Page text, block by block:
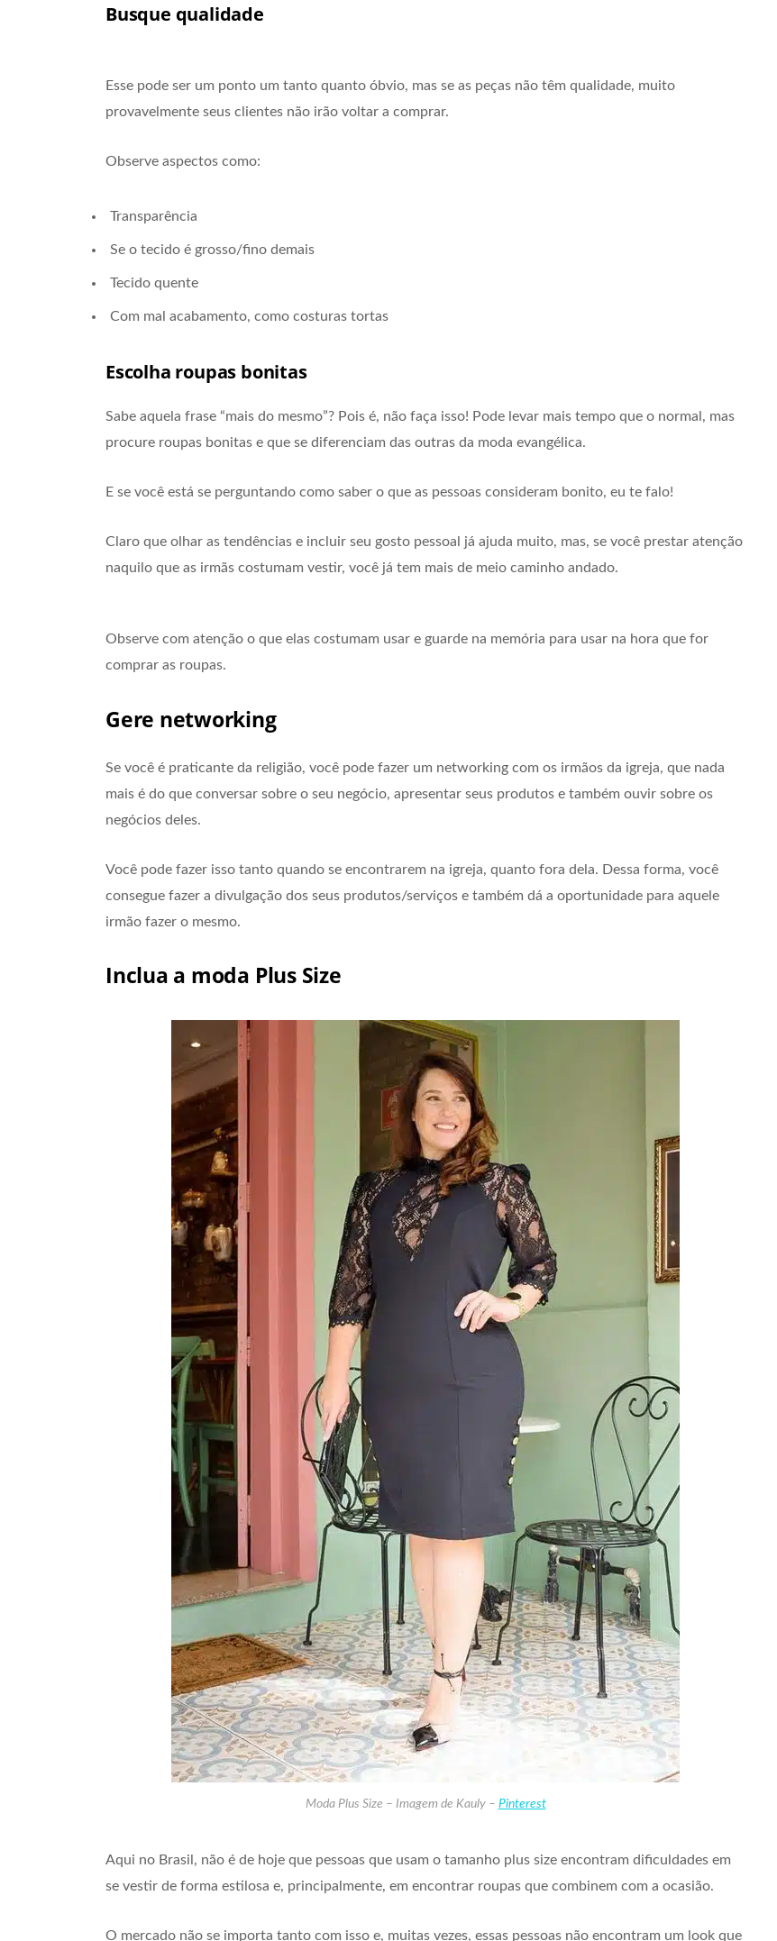
Busque qualidade
Esse pode ser um ponto um tanto quanto óbvio, mas se as peças não têm qualidade, muito
provavelmente seus clientes não irão voltar a comprar.
Observe aspectos como:
Transparência
Se o tecido é grosso/fino demais
Tecido quente
Com mal acabamento, como costuras tortas
Escolha roupas bonitas
Sabe aquela frase “mais do mesmo”? Pois é, não faça isso! Pode levar mais tempo que o normal, mas
procure roupas bonitas e que se diferenciam das outras da moda evangélica.
E se você está se perguntando como saber o que as pessoas consideram bonito, eu te falo!
Claro que olhar as tendências e incluir seu gosto pessoal já ajuda muito, mas, se você prestar atenção
naquilo que as irmãs costumam vestir, você já tem mais de meio caminho andado.
Observe com atenção o que elas costumam usar e guarde na memória para usar na hora que for
comprar as roupas.
Gere networking
Se você é praticante da religião, você pode fazer um networking com os irmãos da igreja, que nada
mais é do que conversar sobre o seu negócio, apresentar seus produtos e também ouvir sobre os
negócios deles.
Você pode fazer isso tanto quando se encontrarem na igreja, quanto fora dela. Dessa forma, você
consegue fazer a divulgação dos seus produtos/serviços e também dá a oportunidade para aquele
irmão fazer o mesmo.
Inclua a moda Plus Size
Moda Plus Size – Imagem de Kauly – Pinterest
Aqui no Brasil, não é de hoje que pessoas que usam o tamanho plus size encontram dificuldades em
se vestir de forma estilosa e, principalmente, em encontrar roupas que combinem com a ocasião.
O mercado não se importa tanto com isso e, muitas vezes, essas pessoas não encontram um look que